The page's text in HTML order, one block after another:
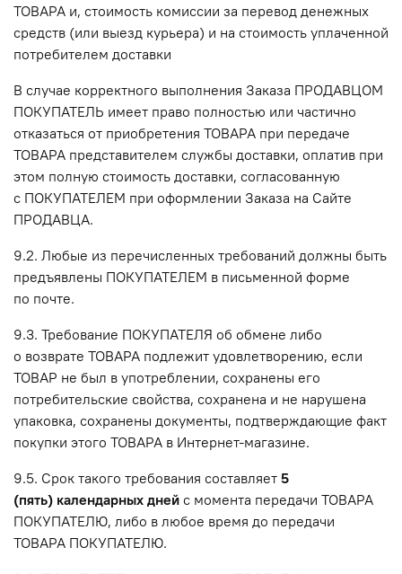
ТОВАРА и, стоимость комиссии за перевод денежных
средств (или выезд курьера) и на стоимость уплаченной
потребителем доставки
В случае корректного выполнения Заказа ПРОДАВЦОМ
ПОКУПАТЕЛЬ имеет право полностью или частично
отказаться от приобретения ТОВАРА при передаче
ТОВАРА представителем службы доставки, оплатив при
этом полную стоимость доставки, согласованную
с ПОКУПАТЕЛЕМ при оформлении Заказа на Сайте
ПРОДАВЦА.
9.2. Любые из перечисленных требований должны быть
предъявлены ПОКУПАТЕЛЕМ в письменной форме
по почте.
9.3. Требование ПОКУПАТЕЛЯ об обмене либо
о возврате ТОВАРА подлежит удовлетворению, если
ТОВАР не был в употреблении, сохранены его
потребительские свойства, сохранена и не нарушена
упаковка, сохранены документы, подтверждающие факт
покупки этого ТОВАРА в Интернет-магазине.
9.5. Срок такого требования составляет 5
(пять) календарных дней с момента передачи ТОВАРА
ПОКУПАТЕЛЮ, либо в любое время до передачи
ТОВАРА ПОКУПАТЕЛЮ.